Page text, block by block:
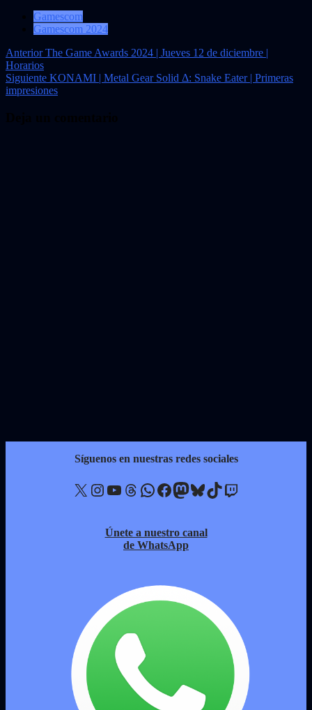
Gamescom
Gamescom 2024
Navegación
de
entradas
AnteriorThe Game Awards 2024 | Jueves 12 de diciembre |
Horarios
Siguiente KONAMI | Metal Gear Solid Δ: Snake Eater | Primeras
impresiones
Síguenos en nuestras redes sociales
X Instagram YouTube Threads WhatsApp Facebook Mastodon Bluesky TikTok Twitch
Únete a nuestro canal
de WhatsApp